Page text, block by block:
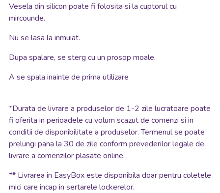
Vesela din silicon poate fi folosita si la cuptorul cu
mircounde.
Nu se lasa la inmuiat.
Dupa spalare, se sterg cu un prosop moale.
A se spala inainte de prima utilizare
*Durata de livrare a produselor de 1-2 zile lucratoare poate
fi oferita in perioadele cu volum scazut de comenzi si in
conditii de disponibilitate a produselor. Termenul se poate
prelungi pana la 30 de zile conform prevederilor legale de
livrare a comenzilor plasate online.
** Livrarea in EasyBox este disponibila doar pentru coletele
mici care incap in sertarele lockerelor.